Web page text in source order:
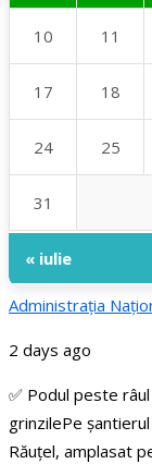
10 11
17 18
24 25
31
« iulie
Administraţia
2 days ago
✅ Podul peste
grinzilePe
Răuțel, amplasat